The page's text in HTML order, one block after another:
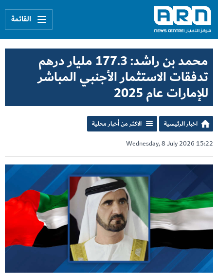
القائمة
محمد بن راشد: 177.3 مليار درهم
تدفقات الاستثمار الأجنبي المباشر
للإمارات عام 2025
اخبار الرئيسية
الاكثر من أخبار محلية
Wednesday, 8 July 2026 15:22